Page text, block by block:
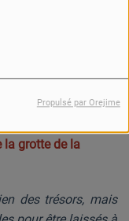
Propulsé par Orejime
remporter
la grotte de la
des trésors, mais